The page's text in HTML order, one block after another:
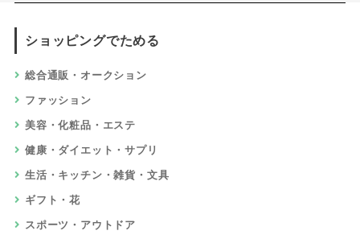
ショッピングでためる
総合通販・オークション
ファッション
美容・化粧品・エステ
健康・ダイエット・サプリ
生活・キッチン・雑貨・文具
ギフト・花
スポーツ・アウトドア